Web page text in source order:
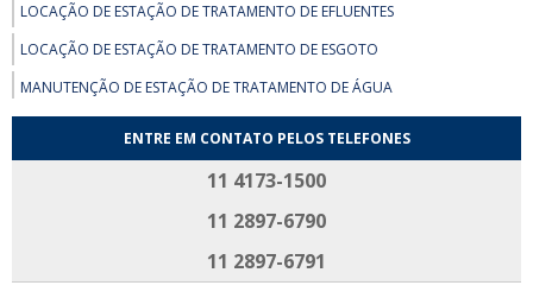
LOCAÇÃO DE ESTAÇÃO DE TRATAMENTO DE EFLUENTES
LOCAÇÃO DE ESTAÇÃO DE TRATAMENTO DE ESGOTO
MANUTENÇÃO DE ESTAÇÃO DE TRATAMENTO DE ÁGUA
OPERAÇÃO DE ETE
SISTEMA DE ÁGUA DE REUSO
ENTRE EM CONTATO PELOS TELEFONES
11 4173-1500
11 2897-6790
11 2897-6791